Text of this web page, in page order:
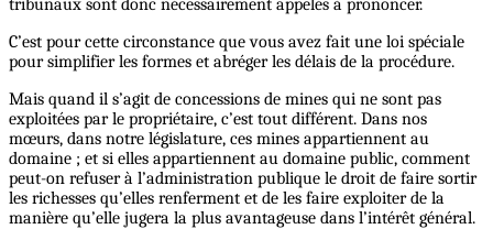
tribunaux sont donc nécessairement appelés à prononcer.
C’est pour cette circonstance que vous avez fait une loi spéciale
pour simplifier les formes et abréger les délais de la procédure.
Mais quand il s’agit de concessions de mines qui ne sont pas
exploitées par le propriétaire, c’est tout différent. Dans nos
mœurs, dans notre législature, ces mines appartiennent au
domaine ; et si elles appartiennent au domaine public, comment
peut-on refuser à l’administration publique le droit de faire sortir
les richesses qu’elles renferment et de les faire exploiter de la
manière qu’elle jugera la plus avantageuse dans l’intérêt général.